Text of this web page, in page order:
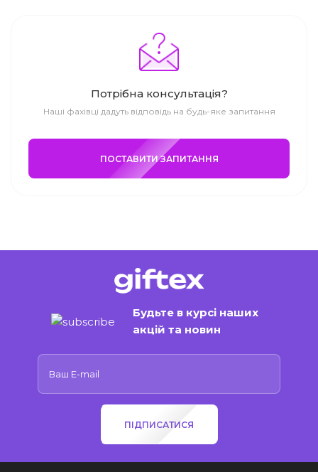
Потрібна консультація?
Наші фахівці дадуть відповідь на будь-яке запитання
ПОСТАВИТИ ЗАПИТАННЯ
Будьте в курсі наших
акцій та новин
ПІДПИСАТИСЯ